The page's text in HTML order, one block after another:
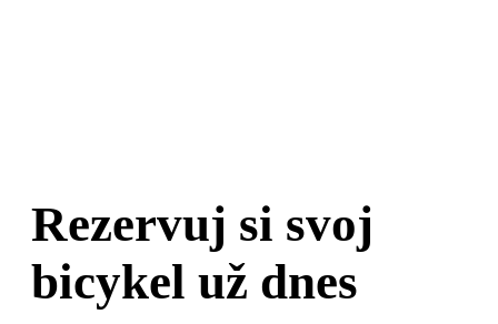
Rezervuj si svoj
bicykel už dnes